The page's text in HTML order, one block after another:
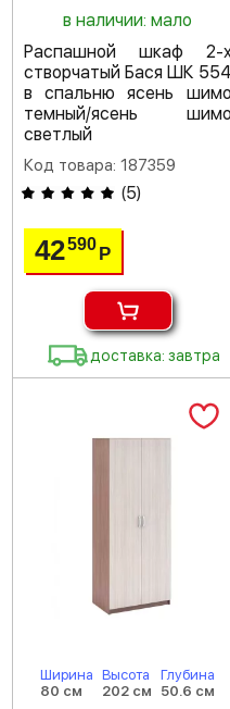
в наличии: мало
Распашной шкаф 2-
створчатый Бася ШК 554
в спальню ясень шимо
темный/ясень шимо
светлый
Код товара: 187359
(5)
42590Р
доставка: завтра
Ширина
80 см
Высота
202 см
Глубина
50.6 см